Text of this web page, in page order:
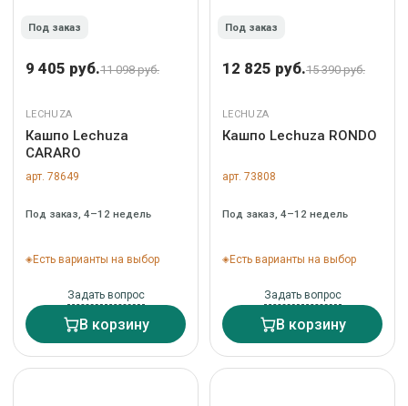
Под заказ
9 405 руб.11 098 руб.
LECHUZA
Кашпо Lechuza
CARARO
арт. 78649
Под заказ, 4–12 недель
Есть варианты на выбор
Задать вопрос
В корзину
Под заказ
12 825 руб.15 390 руб.
LECHUZA
Кашпо Lechuza RONDO
арт. 73808
Под заказ, 4–12 недель
Есть варианты на выбор
Задать вопрос
В корзину